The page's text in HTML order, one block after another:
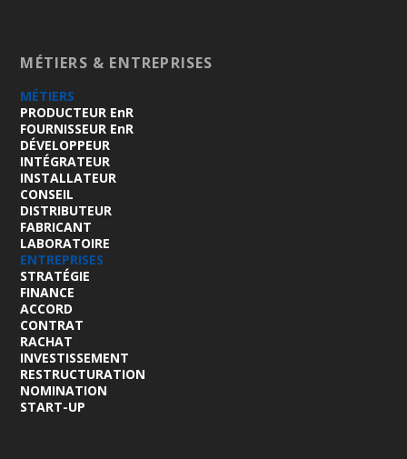
MÉTIERS & ENTREPRISES
MÉTIERS
PRODUCTEUR EnR
FOURNISSEUR EnR
DÉVELOPPEUR
INTÉGRATEUR
INSTALLATEUR
CONSEIL
DISTRIBUTEUR
FABRICANT
LABORATOIRE
ENTREPRISES
STRATÉGIE
FINANCE
ACCORD
CONTRAT
RACHAT
INVESTISSEMENT
RESTRUCTURATION
NOMINATION
START-UP